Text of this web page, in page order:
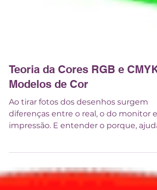
Teoria da Cores RGB e CMYK
Modelos de Cor
Ao tirar fotos dos desenhos surgem
diferenças entre o real, o do monitor e
a resolver a questão.